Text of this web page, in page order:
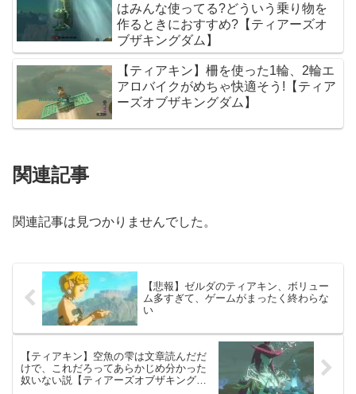
はみんな使ってる?どういう乗り物を
作るときにおすすめ?【ティアーズオ
ブザキングダム】
【ティアキン】柵を使った1輪、2輪エ
アロバイクがめちゃ快適そう!【ティア
ーズオブザキングダム】
関連記事
関連記事は見つかりませんでした。
【悲報】ゼルダのティアキン、ボリュー
ム多すぎて、ゲームがまったく終わらな
い
【ティアキン】空魚の雫は文章読んだだ
けで、これだろってあらかじめ分かった
奴いない説【ティアーズオブザキングダ